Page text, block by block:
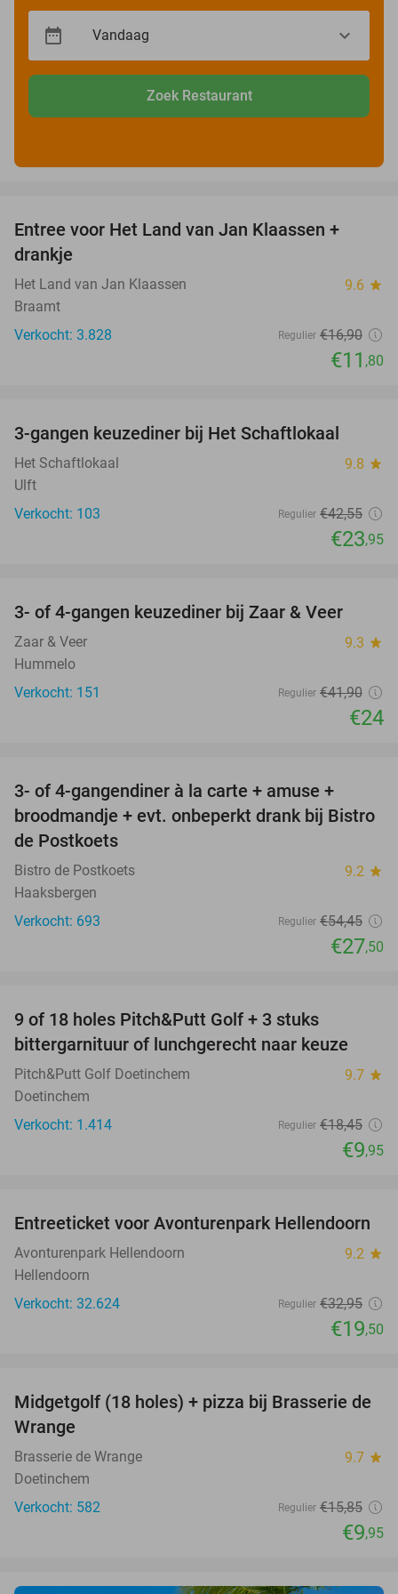
Zoek Restaurant
Entree voor Het Land van Jan Klaassen +
drankje
Het Land van Jan Klaassen 9.6 star
Braamt
Verkocht: 3.828
Regulier €16,90
€11 ,80
3-gangen keuzediner bij Het Schaftlokaal
Het Schaftlokaal 9.8 star
Ulft
Verkocht: 103
Regulier €42,55
€23,95
3- of 4-gangen keuzediner bij Zaar & Veer
Zaar & Veer 9.3 star
Hummelo
Verkocht: 151
Regulier €41,90
€24
3- of 4-gangendiner à la carte + amuse +
broodmandje + evt. onbeperkt drank bij Bistro
de Postkoets
Bistro de Postkoets 9.2 star
Haaksbergen
Verkocht: 693
Regulier €54,45
€27,50
9 of 18 holes Pitch&Putt Golf + 3 stuks
bittergarnituur of lunchgerecht naar keuze
Pitch&Putt Golf Doetinchem 9.7 star
Doetinchem
Verkocht: 1.414
Regulier €18,45
€9,95
41%
Entreeticket voor Avonturenpark Hellendoorn
Avonturenpark Hellendoorn 9.2 star
Hellendoorn
Verkocht: 32.624
Regulier €32,95
€19,50
37%
Midgetgolf (18 holes) + pizza bij Brasserie de
Wrange
Brasserie de Wrange 9.7 star
Doetinchem
Verkocht: 582
Regulier €15,85
€9,95